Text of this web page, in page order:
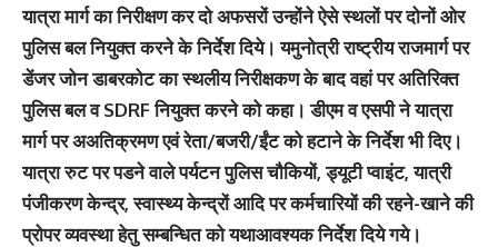
यात्रा मार्ग का निरीक्षण कर दो अफसरों उन्‍होंने ऐसे स्‍थलों पर दोनों ओर
पुलिस बल नियुक्त करने के निर्देश दिये। यमुनोत्री राष्ट्रीय राजमार्ग पर
डेंजर जोन डाबरकोट का स्थलीय निरीक्षकण के बाद वहां पर अतिरिक्त
पुलिस बल व SDRF नियुक्त करने को कहा। डीएम व एसपी ने यात्रा
मार्ग पर अअतिक्रमण एवं रेता/बजरी/ईंट को हटाने के निर्देश भी दिए।
यात्रा रुट पर पडने वाले पर्यटन पुलिस चौकियों, ड्यूटी प्वाइंट, यात्री
पंजीकरण केन्द्र, स्वास्थ्य केन्द्रों आदि पर कर्मचारियों की रहने-खाने की
प्रोपर व्यवस्था हेतु सम्बन्धित को यथाआवश्यक निर्देश दिये गये।